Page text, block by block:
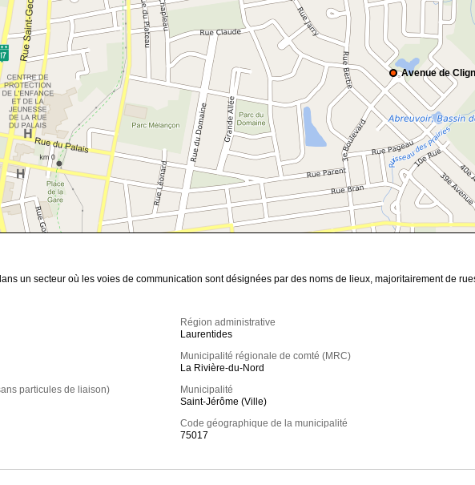
Avenue de
un secteur où les voies de communication sont désignées par des noms de lieux, majoritairement de
particules de liaison)
Région administrative
Laurentides
Municipalité régionale de comté (MRC)
La Rivière-du-Nord
Municipalité
Saint-Jérôme (Ville)
Code géographique de la municipalité
75017